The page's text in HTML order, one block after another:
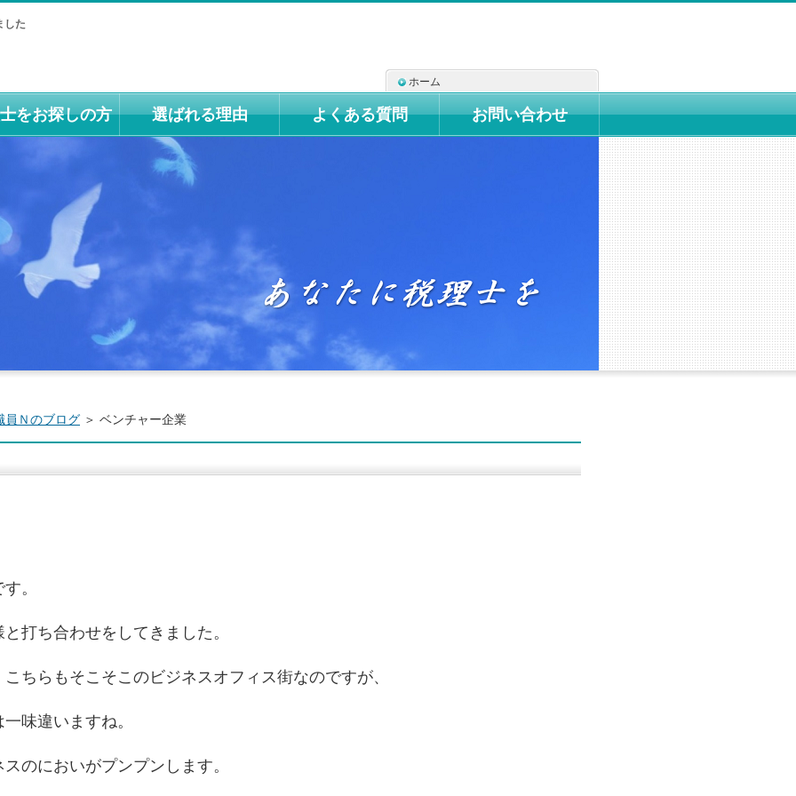
した
員Ｎのブログ ＞ ベンチャー企業
。
打ち合わせをしてきました。
ちらもそこそこのビジネスオフィス街なのですが、
味違いますね。
のにおいがプンプンします。
ホーム
をお探しの方 選ばれる理由 よくある質問 お問い合わせ